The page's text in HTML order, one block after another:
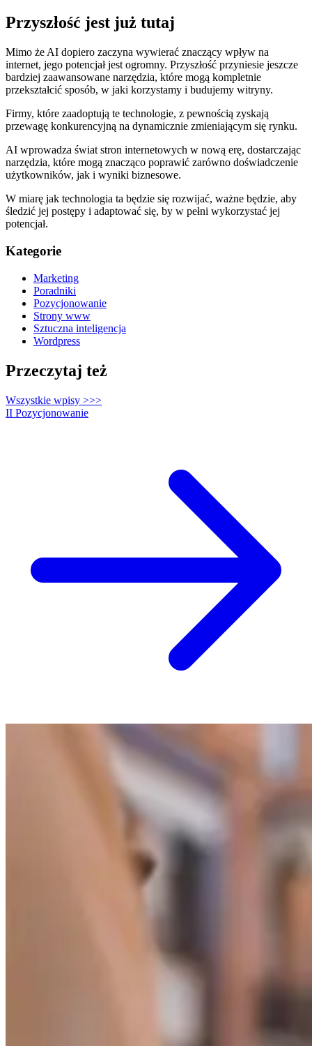
Przyszłość jest już tutaj
Mimo że AI dopiero zaczyna wywierać znaczący wpływ na
internet, jego potencjał jest ogromny. Przyszłość przyniesie jeszcze
bardziej zaawansowane narzędzia, które mogą kompletnie
przekształcić sposób, w jaki korzystamy i budujemy witryny.
Firmy, które zaadoptują te technologie, z pewnością zyskają
przewagę konkurencyjną na dynamicznie zmieniającym się rynku.
AI wprowadza świat stron internetowych w nową erę, dostarczając
narzędzia, które mogą znacząco poprawić zarówno doświadczenie
użytkowników, jak i wyniki biznesowe.
W miarę jak technologia ta będzie się rozwijać, ważne będzie, aby
śledzić jej postępy i adaptować się, by w pełni wykorzystać jej
potencjał.
Kategorie
Marketing
Poradniki
Pozycjonowanie
Strony www
Sztuczna inteligencja
Wordpress
Przeczytaj też
Wszystkie wpisy >>>
II Pozycjonowanie